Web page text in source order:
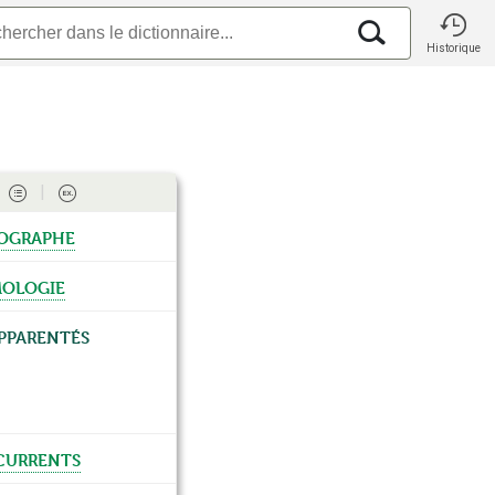
Historique